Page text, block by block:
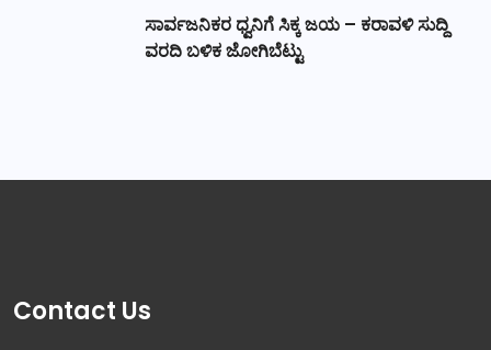
ಸಾರ್ವಜನಿಕರ ಧ್ವನಿಗೆ ಸಿಕ್ಕ ಜಯ – ಕರಾವಳಿ ಸುದ್ದಿ
ವರದಿ ಬಳಿಕ ಜೋಗಿಬೆಟ್ಟು
Contact Us